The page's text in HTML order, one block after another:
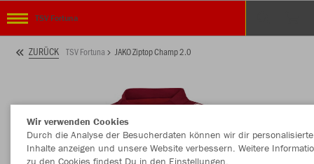
TSV Fortuna
ZURÜCK TSV Fortuna JAKO Ziptop Champ 2.0
Wir verwenden Cookies
Durch die Analyse der Besucherdaten können wir dir personalisierte
Inhalte anzeigen und unsere Website verbessern. Weitere
zu den Cookies findest Du in den Einstellungen.